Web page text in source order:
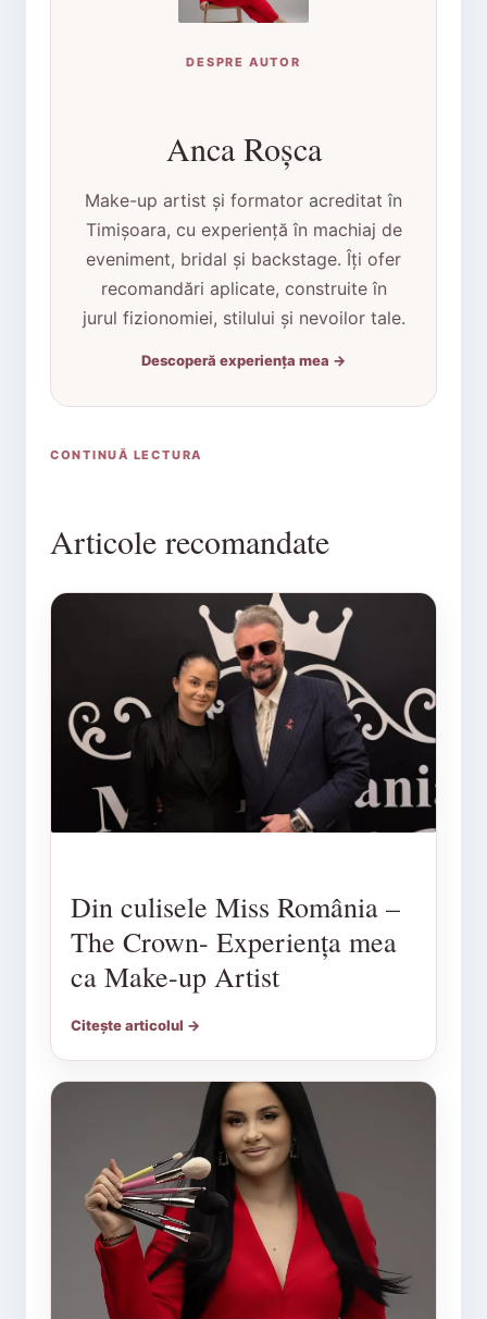
DESPRE AUTOR
Anca Roșca
Make-up artist și formator acreditat în
Timișoara, cu experiență în machiaj de
eveniment, bridal și backstage. Îți ofer
recomandări aplicate, construite în
jurul fizionomiei, stilului și nevoilor tale.
Descoperă experiența mea →
CONTINUĂ LECTURA
Articole recomandate
Din culisele Miss România –
The Crown- Experiența mea
ca Make-up Artist
Citește articolul →